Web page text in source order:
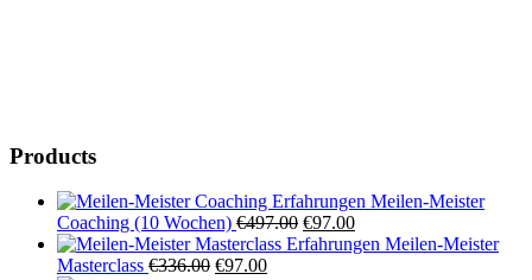
Products
Meilen-Meister
Coaching (10 Wochen) €497.00 Ursprünglicher
Preis
€97.00Aktueller
PreisMeilen-Meister
Masterclass €336.00 Ursprünglicher
€97.00Aktueller